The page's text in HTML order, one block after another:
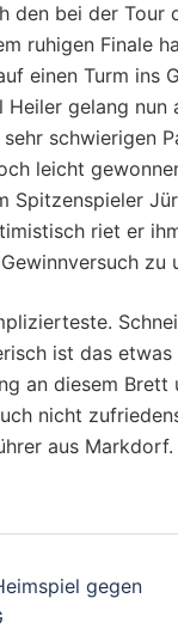
den bei der
ruhigen Finale
einen Turm
Heiler gelang
schwierigen
leicht
Spitzenspieler
riet er
zu
ist das
an diesem
nicht
aus
gegen